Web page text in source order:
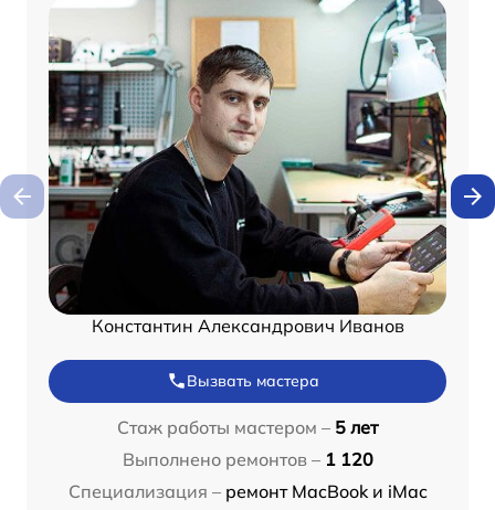
Константин Александрович Иванов
Вызвать мастера
Стаж работы мастером – 5 лет
Выполнено ремонтов – 1 120
Специализация – ремонт MacBook и iMac